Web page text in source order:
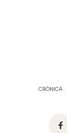
CRÓNICA.